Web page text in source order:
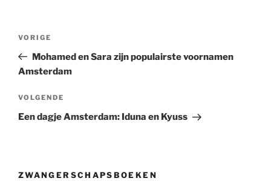
Vorig
bericht
VORIGE
Mohamed en Sara zijn populairste voornamen
Amsterdam
Volgend
bericht
VOLGENDE
Een dagje Amsterdam: Iduna en Kyuss
ZWANGERSCHAPSBOEKEN